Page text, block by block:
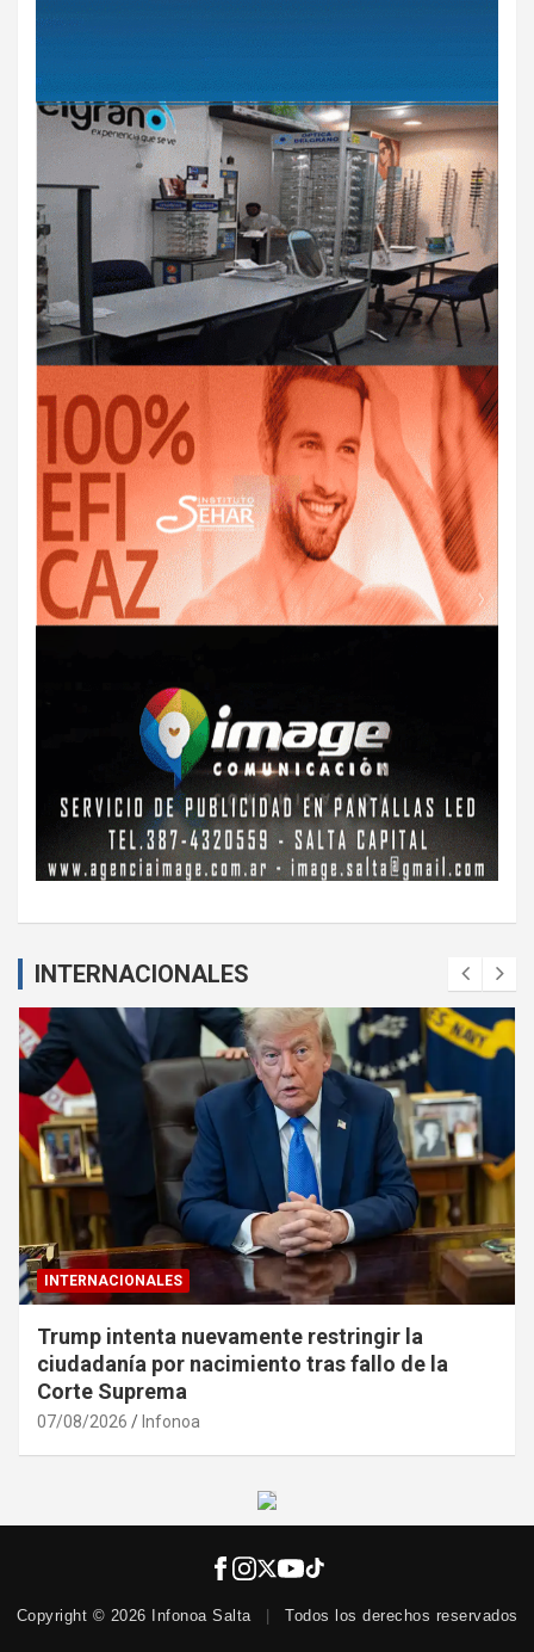
INTERNACIONALES
INTERNACIONALES
Trump intenta nuevamente restringir la
ciudadanía por nacimiento tras fallo de la
Corte Suprema
07/08/2026 Infonoa
Copyright © 2026 Infonoa Salta Todos los derechos reservados